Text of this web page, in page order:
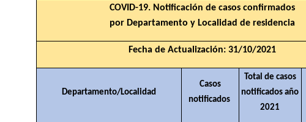
COVID-19. Notificación de casos confirmados
por Departamento y Localidad de residencia
Fecha de Actualización: 31/10/2021
Departamento/Localidad
Casos
notificados
Total de casos
notificados año
2021